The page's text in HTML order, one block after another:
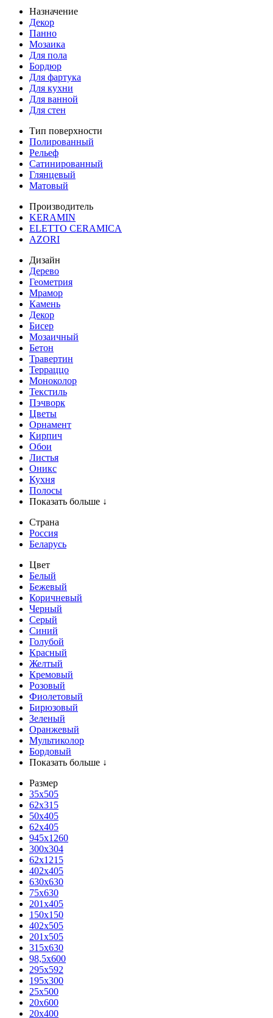
Назначение
Декор
Панно
Мозаика
Для пола
Бордюр
Для фартука
Для кухни
Для ванной
Для стен
Тип поверхности
Полированный
Рельеф
Сатинированный
Глянцевый
Матовый
Производитель
KERAMIN
ELETTO CERAMICA
AZORI
Дизайн
Дерево
Геометрия
Мрамор
Камень
Декор
Бисер
Мозаичный
Бетон
Травертин
Терраццо
Моноколор
Текстиль
Пэчворк
Цветы
Орнамент
Кирпич
Обои
Листья
Оникс
Кухня
Полосы
Показать больше ↓
Страна
Россия
Беларусь
Цвет
Белый
Бежевый
Коричневый
Черный
Серый
Синий
Голубой
Красный
Желтый
Кремовый
Розовый
Фиолетовый
Бирюзовый
Зеленый
Оранжевый
Мультиколор
Бордовый
Показать больше ↓
Размер
35х505
62x315
50x405
62х405
945x1260
300x304
62x1215
402x405
630x630
75x630
201x405
150x150
402x505
201x505
315x630
98,5х600
295x592
195х300
25x500
20х600
20х400